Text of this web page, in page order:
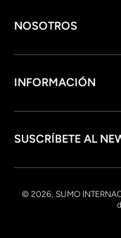
NOSOTROS
INFORMACIÓN
SUSCRÍBETE AL
© 2026, SUMO